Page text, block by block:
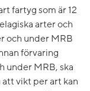
fartyg som är 12
arter och
och under MRB
förvaring
under MRB, ska
att vikt per art kan